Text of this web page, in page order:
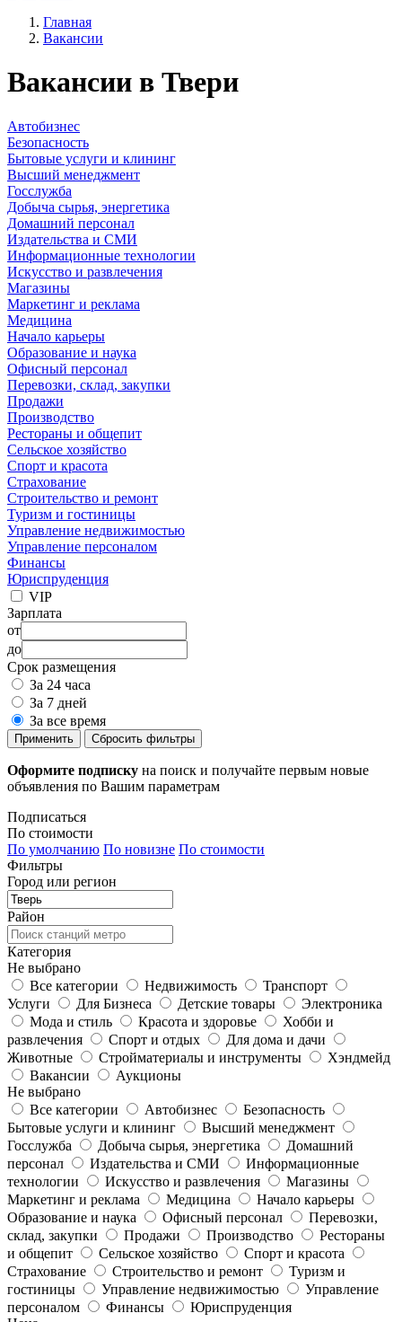
Главная
Вакансии
Вакансии в Твери
Автобизнес
Безопасность
Бытовые услуги и клининг
Высший менеджмент
Госслужба
Добыча сырья, энергетика
Домашний персонал
Издательства и СМИ
Информационные технологии
Искусство и развлечения
Магазины
Маркетинг и реклама
Медицина
Начало карьеры
Образование и наука
Офисный персонал
Перевозки, склад, закупки
Продажи
Производство
Рестораны и общепит
Сельское хозяйство
Спорт и красота
Страхование
Строительство и ремонт
Туризм и гостиницы
Управление недвижимостью
Управление персоналом
Финансы
Юриспруденция
VIP
Зарплата
от
до
Срок размещения
За 24 часа
За 7 дней
За все время
Применить Сбросить фильтры
Оформите подписку на поиск и получайте первым новые
объявления по Вашим параметрам
Подписаться
По стоимости
По умолчанию По новизне По стоимости
Фильтры
Город или регион
Район
Категория
Не выбрано
Все категории
Недвижимость
Транспорт
Услуги
Для Бизнеса Детские товары
Электроника
Мода и стиль
Красота и здоровье
Хобби и
развлечения
Спорт и отдых
Для дома и дачи
Животные
Стройматериалы и инструменты
Хэндмейд
Вакансии
Аукционы
Не выбрано
Все категории
Автобизнес
Безопасность
Бытовые услуги и клининг
Высший менеджмент
Госслужба
Добыча сырья, энергетика
Домашний
персонал
Издательства и СМИ
Информационные
технологии
Искусство и развлечения
Магазины
Маркетинг и реклама
Медицина
Начало карьеры
Образование и наука
Офисный персонал
Перевозки,
склад, закупки
Продажи Производство
Рестораны
и общепит
Сельское хозяйство
Спорт и красота
Страхование
Строительство и ремонт
Туризм и
гостиницы
Управление недвижимостью
Управление
персоналом
Финансы
Юриспруденция